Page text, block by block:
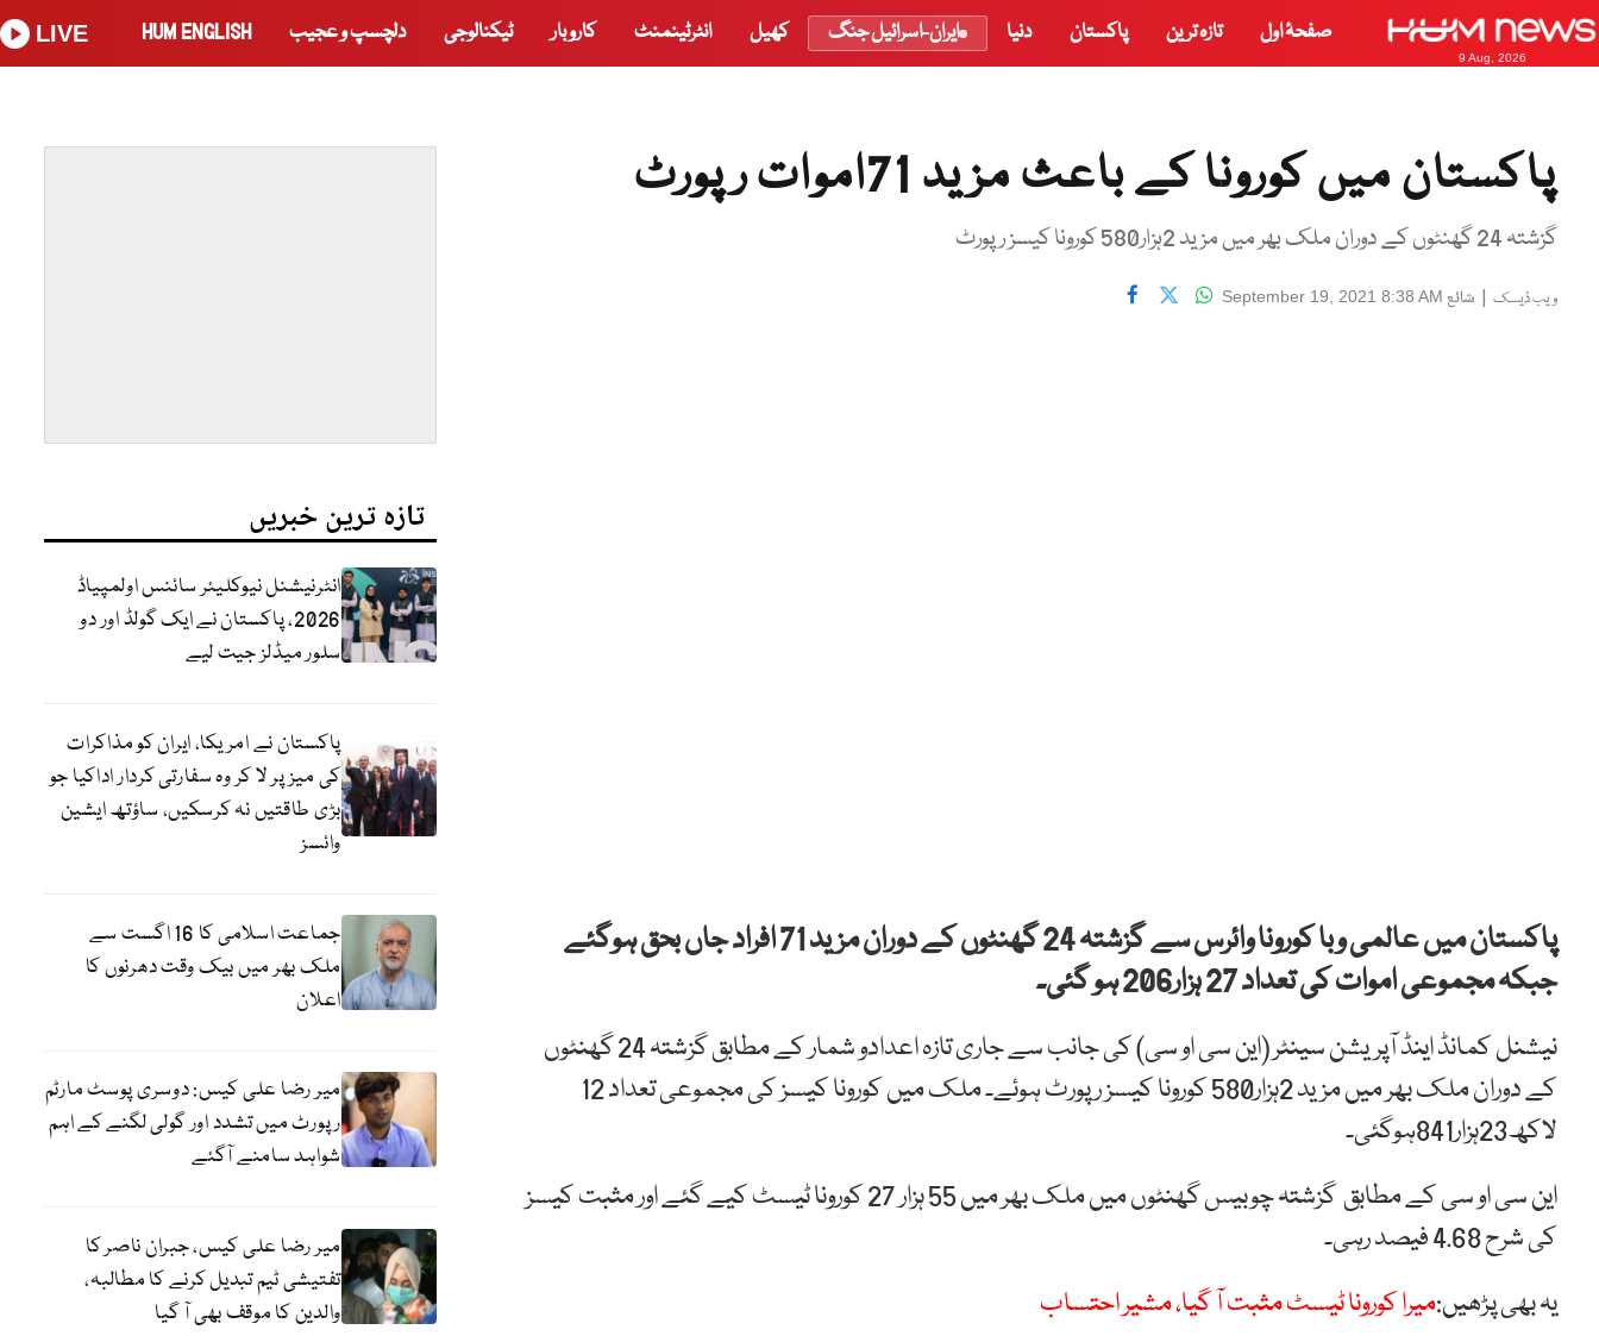
9 Aug, 2026
صفحۂ اول تازہ ترین پاکستان دنیا ایران-اسرائیل جنگ کھیل انٹرٹینمنٹ کاروبار ٹیکنالوجی دلچسپ و عجیب HUM ENGLISH
LIVE
پاکستان میں کورونا کے باعث مزید 71اموات رپورٹ
گزشتہ 24 گھنٹوں کے دوران ملک بھر میں مزید 2ہزار580 کورونا کیسز رپورٹ
ویب ڈیسک | شائع September 19, 2021 8:38 AM
پاکستان میں عالمی وبا کورونا وائرس سے گزشتہ 24 گھنٹوں کے دوران مزید 71 افراد جاں بحق ہوگئے
جبکہ مجموعی اموات کی تعداد 27 ہزار206 ہو گئی۔
نیشنل کمانڈ اینڈ آپریشن سینٹر (این سی او سی) کی جانب سے جاری تازہ اعدادو شمار کے مطابق گزشتہ 24 گھنٹوں
کے دوران ملک بھر میں مزید 2ہزار580 کورونا کیسز رپورٹ ہوئے۔ ملک میں کورونا کیسز کی مجموعی تعداد 12
لاکھ23ہزار841ہوگئی۔
این سی او سی کے مطابق گزشتہ چوبیس گھنٹوں میں ملک بھر میں 55 ہزار 27 کورونا ٹیسٹ کیے گئے اور مثبت کیسز
کی شرح 4.68 فیصد رہی۔
یہ بھی پڑھیں:میرا کورونا ٹیسٹ مثبت آ گیا، مشیر احتساب
تازہ ترین خبریں
انٹرنیشنل نیوکلیئر سائنس اولمپیاڈ
2026، پاکستان نے ایک گولڈ اور دو
سلور میڈلز جیت لیے
پاکستان نے امریکا، ایران کو مذاکرات
کی میز پر لا کر وہ سفارتی کردار اداکیا جو
بڑی طاقتیں نہ کرسکیں، ساؤتھ ایشین
وائسز
جماعت اسلامی کا 16 اگست سے
ملک بھر میں بیک وقت دھرنوں کا
اعلان
میر رضا علی کیس: دوسری پوسٹ مارٹم
رپورٹ میں تشدد اور گولی لگنے کے اہم
شواہد سامنے آگئے
میر رضا علی کیس، جبران ناصر کا
تفتیشی ٹیم تبدیل کرنے کا مطالبہ،
والدین کا موقف بھی آ گیا